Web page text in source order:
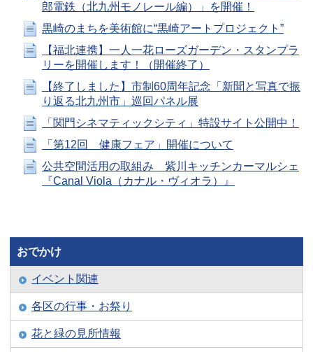
郎電鉄（北九州モノレール編）」を開催！
黒崎のまちを美術館に“黒崎アートプロジェクト”
【福北連携】一人一花ローズガーデン・スタンプラ
リーを開催します！（開催終了）
【終了しました】市制60周年記念「新聞と写真で振
り返る北九州市」巡回パネル展
「関門シネマティックシティ」特設サイト公開中！
「第12回 健康フェア」開催について
公共空間活用の取組み 紫川キッチンカーマルシェ
『Canal Viola（カナル・ヴィオラ）』
おでかけ
イベント関連
各区の行事・お祭り
花と緑の見所情報